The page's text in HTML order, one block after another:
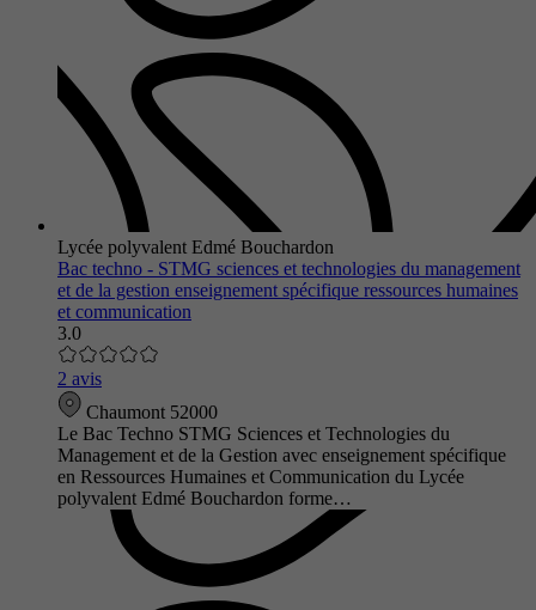
Lycée polyvalent Edmé Bouchardon
Bac techno - STMG sciences et technologies du management
et de la gestion enseignement spécifique ressources humaines
et communication
3.0
2 avis
Chaumont 52000
Le Bac Techno STMG Sciences et Technologies du
Management et de la Gestion avec enseignement spécifique
en Ressources Humaines et Communication du Lycée
polyvalent Edmé Bouchardon forme…